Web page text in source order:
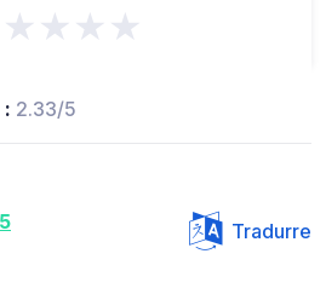
: 2.33/5
Tradurre